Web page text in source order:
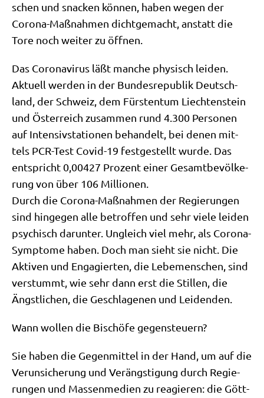
schen und snacken kön­nen, haben wegen der
Coro­na-Maß­nah­men dicht­ge­macht, anstatt die
Tore noch wei­ter zu öffnen.
Das Coro­na­vi­rus läßt man­che phy­sisch lei­den.
Aktu­ell wer­den in der Bun­des­re­pu­blik Deutsch­
land, der Schweiz, dem Für­sten­tum Liech­ten­stein
und Öster­reich zusam­men rund 4.300 Per­so­nen
auf Inten­siv­sta­tio­nen behan­delt, bei denen mit­
tels PCR-Test Covid-19 fest­ge­stellt wur­de. Das
ent­spricht 0,00427 Pro­zent einer Gesamt­be­völ­ke­
rung von über 106 Mil­lio­nen.
Durch die Coro­na-Maß­nah­men der Regie­run­gen
sind hin­ge­gen alle betrof­fen und sehr vie­le lei­den
psy­chisch dar­un­ter. Ungleich viel mehr, als Coro­na-
Sym­pto­me haben. Doch man sieht sie nicht. Die
Akti­ven und Enga­gier­ten, die Lebe­men­schen, sind
ver­stummt, wie sehr dann erst die Stil­len, die
Ängst­li­chen, die Geschla­ge­nen und Leidenden.
Wann wol­len die Bischö­fe gegensteuern?
Sie haben die Gegen­mit­tel in der Hand, um auf die
Ver­un­si­che­rung und Ver­äng­sti­gung durch Regie­
run­gen und Mas­sen­me­di­en zu reagie­ren: die Gött­